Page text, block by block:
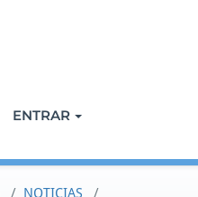
ENTRAR
/ NOTICIAS /